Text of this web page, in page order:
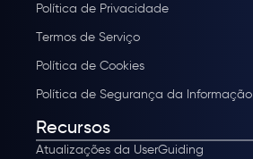
Política de Privacidade
Termos de Serviço
Política de Cookies
Política de Segurança da Informação
Recursos
Atualizações da UserGuiding